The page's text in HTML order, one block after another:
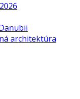
architektúra